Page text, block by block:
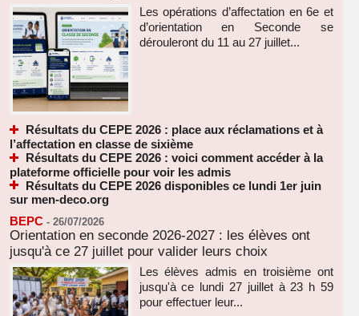
Les opérations d’affectation en 6e et
d’orientation en Seconde se
dérouleront du 11 au 27 juillet...
Résultats du CEPE 2026 : place aux réclamations et à
l’affectation en classe de sixième
Résultats du CEPE 2026 : voici comment accéder à la
plateforme officielle pour voir les admis
Résultats du CEPE 2026 disponibles ce lundi 1er juin
sur men-deco.org
BEPC - 26/07/2026
Orientation en seconde 2026-2027 : les élèves ont
jusqu'à ce 27 juillet pour valider leurs choix
Les élèves admis en troisième ont
jusqu'à ce lundi 27 juillet à 23 h 59
pour effectuer leur...